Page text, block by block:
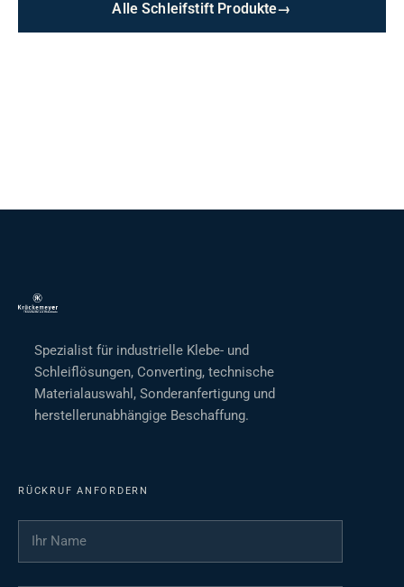
Alle Schleifstift Produkte→
Spezialist für industrielle Klebe- und
Schleiflösungen, Converting, technische
Materialauswahl, Sonderanfertigung und
herstellerunabhängige Beschaffung.
RÜCKRUF ANFORDERN
Ihr Name